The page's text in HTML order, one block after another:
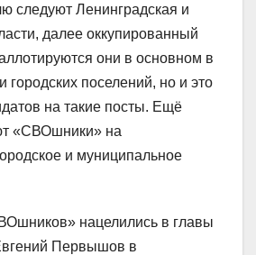
следуют Ленинградская и
далее оккупированный
они в основном в
городских поселений, но и это
на такие посты. Ещё
«СВОшники» на
и муниципальное
нацелились в главы
Первышов в